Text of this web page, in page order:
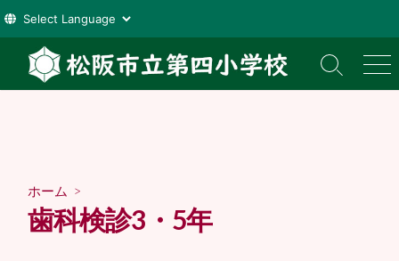
テ
検
索
メ
ニ
ホーム >
歯科検診3・5年